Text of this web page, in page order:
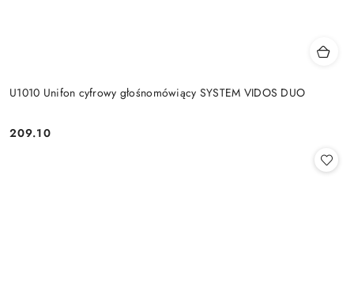
U1010 Unifon cyfrowy głośnomówiący SYSTEM VIDOS DUO
Cena:
209.10